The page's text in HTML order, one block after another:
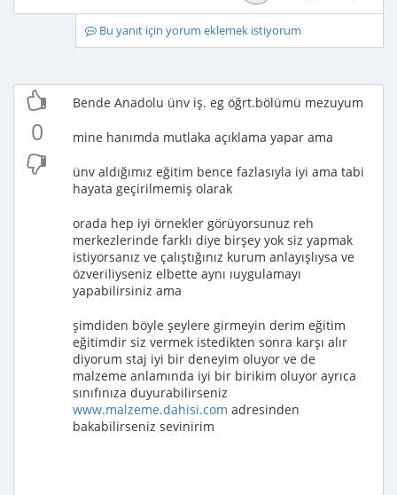
Bu yanıt için yorum eklemek istiyorum
0
Bende Anadolu ünv iş. eg öğrt.bölümü mezuyum
mine hanımda mutlaka açıklama yapar ama
ünv aldığımız eğitim bence fazlasıyla iyi ama tabi
hayata geçirilmemiş olarak
orada hep iyi örnekler görüyorsunuz reh
merkezlerinde farklı diye birşey yok siz yapmak
istiyorsanız ve çalıştığınız kurum anlayışlıysa ve
özveriliyseniz elbette aynı ıuygulamayı
yapabilirsiniz ama
şimdiden böyle şeylere girmeyin derim eğitim
eğitimdir siz vermek istedikten sonra karşı alır
diyorum staj iyi bir deneyim oluyor ve de
malzeme anlamında iyi bir birikim oluyor ayrıca
sınıfınıza duyurabilirseniz
www.malzeme.dahisi.com adresinden
bakabilirseniz sevinirim